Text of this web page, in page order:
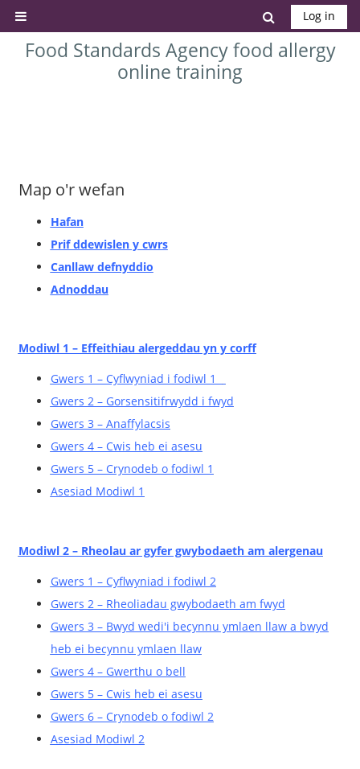
Side panel
Toggle
Log in
Food Standards Agency food allergy
online training
Map o'r wefan
Hafan
Prif ddewislen y cwrs
Canllaw defnyddio
Adnoddau
Modiwl 1 – Effeithiau alergeddau yn y corff
Gwers 1 – Cyflwyniad i fodiwl 1
Gwers 2 – Gorsensitifrwydd i fwyd
Gwers 3 – Anaffylacsis
Gwers 4 – Cwis heb ei asesu
Gwers 5 – Crynodeb o fodiwl 1
Asesiad Modiwl 1
Modiwl 2 – Rheolau ar gyfer gwybodaeth am alergenau
Gwers 1 – Cyflwyniad i fodiwl 2
Gwers 2 – Rheoliadau gwybodaeth am fwyd
Gwers 3 – Bwyd wedi'i becynnu ymlaen llaw a bwyd
heb ei becynnu ymlaen llaw
Gwers 4 – Gwerthu o bell
Gwers 5 – Cwis heb ei asesu
Gwers 6 – Crynodeb o fodiwl 2
Asesiad Modiwl 2